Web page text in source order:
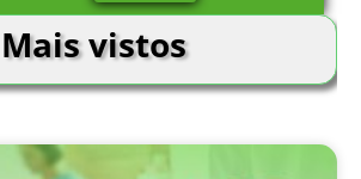
Mais vistos